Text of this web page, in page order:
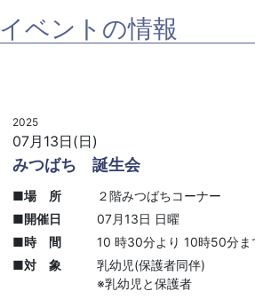
イベントの情報
2025
07月13日(日)
みつばち 誕生会
■場 所
２階みつばちコーナー
■開催日
07月13日 日曜
■時 間
10 時30分より 10時50分ま
■対 象
乳幼児(保護者同伴)
※乳幼児と保護者